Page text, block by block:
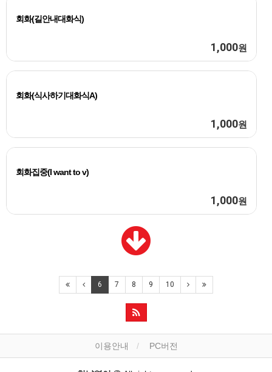
회화(길안내대화식)
1,000원
회화(식사하기대화식A)
1,000원
회화집중(I want to v)
1,000원
6 7 8 9 10
이용안내 PC버전